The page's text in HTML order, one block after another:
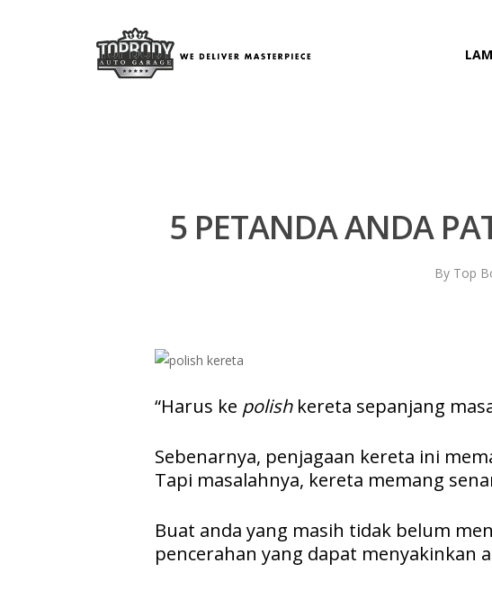
5 PETANDA ANDA
By Top
“Harus ke polishkereta sepanjang
Sebenarnya, penjagaan kereta ini
Tapi masalahnya, kereta memang
Buat anda yang masih tidak belum
pencerahan yang dapat menyakinkan